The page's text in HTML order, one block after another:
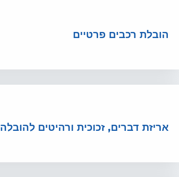
הובלת רכבים פרטיים
אריזת דברים, זכוכית ורהיטים להובלה